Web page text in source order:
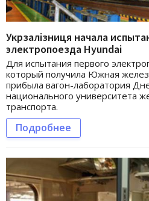
Укрзалізниця начала
электропоезда Hyundai
Для испытания первого
который получила Южная
прибыла вагон-лаборатория
национального университета
транспорта.
Подробнее